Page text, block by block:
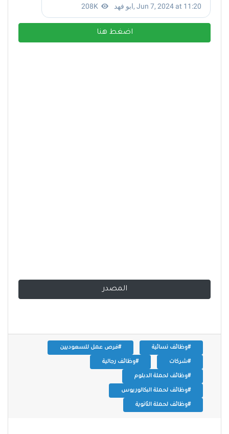
اضغط هنا
المصدر
#وظائف نسائية #فرص عمل للسعوديين
#شركات #وظائف رجالية
#وظائف لحملة الدبلوم
#وظائف لحملة البكالوريوس
#وظائف لحملة الثانوية